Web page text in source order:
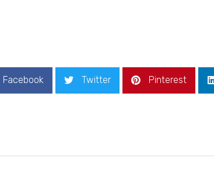
Facebook Twitter Pinterest